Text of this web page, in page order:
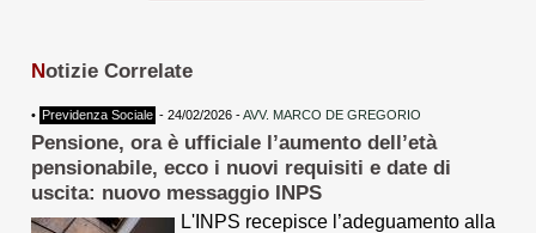
Notizie Correlate
• Previdenza Sociale - 24/02/2026 -AVV. MARCO DE GREGORIO
Pensione, ora è ufficiale l’aumento dell’età
pensionabile, ecco i nuovi requisiti e date di
uscita: nuovo messaggio INPS
L'INPS recepisce l’adeguamento alla